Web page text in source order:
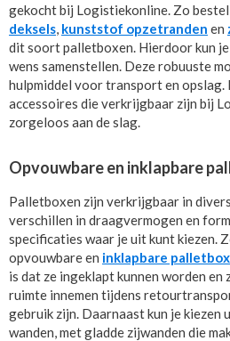
gekocht bij Logistiekonline. Zo
deksels kunststof opzetranden en
dit soort palletboxen. Hierdoor kun
wens samenstellen. Deze robuuste
hulpmiddel voor transport en opslag.
accessoires die verkrijgbaar zijn bij
zorgeloos aan de slag.
Opvouwbare en inklapbare
Palletboxen zijn verkrijgbaar in
verschillen in draagvermogen en
specificaties waar je uit kunt kiezen.
opvouwbare en inklapbare
is dat ze ingeklapt kunnen worden
ruimte innemen tijdens
gebruik zijn. Daarnaast kun je kiezen
wanden, met gladde zijwanden die